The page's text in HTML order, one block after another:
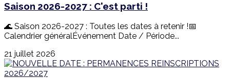
Saison 2026-2027 : C'est parti !
🌊 Saison 2026-2027 : Toutes les dates à retenir !📅
Calendrier généralÉvénement Date / Période...
21 juillet 2026